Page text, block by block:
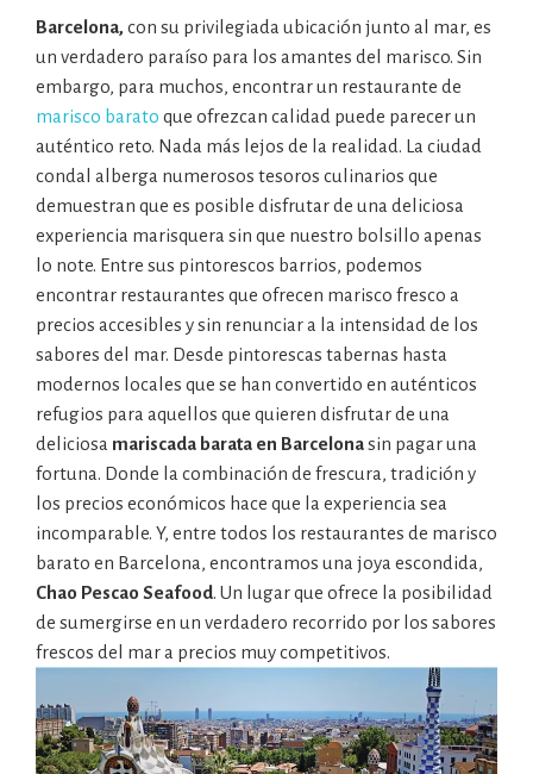
Barcelona, con su privilegiada ubicación junto al mar, es
un verdadero paraíso para los amantes del marisco. Sin
embargo, para muchos, encontrar un restaurante de
marisco barato que ofrezcan calidad puede parecer un
auténtico reto. Nada más lejos de la realidad. La ciudad
condal alberga numerosos tesoros culinarios que
demuestran que es posible disfrutar de una deliciosa
experiencia marisquera sin que nuestro bolsillo apenas
lo note. Entre sus pintorescos barrios, podemos
encontrar restaurantes que ofrecen marisco fresco a
precios accesibles y sin renunciar a la intensidad de los
sabores del mar. Desde pintorescas tabernas hasta
modernos locales que se han convertido en auténticos
refugios para aquellos que quieren disfrutar de una
deliciosa mariscada barata en Barcelonasin pagar una
fortuna. Donde la combinación de frescura, tradición y
los precios económicos hace que la experiencia sea
incomparable. Y, entre todos los restaurantes de marisco
barato en Barcelona, encontramos una joya escondida,
Chao Pescao Seafood. Un lugar que ofrece la posibilidad
de sumergirse en un verdadero recorrido por los sabores
frescos del mar a precios muy competitivos.